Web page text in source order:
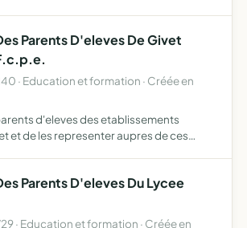
Parents D'eleves De Givet
· Education et formation · Créée en
d'eleves des etablissements
et de les representer aupres de ces
Parents D'eleves Du Lycee
· Education et formation · Créée en